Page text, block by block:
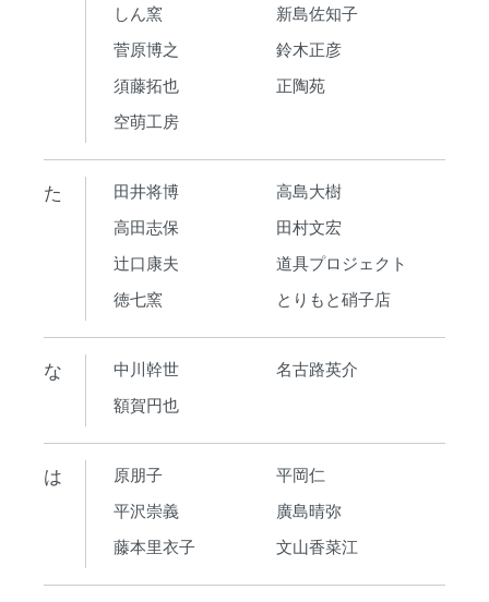
しん窯
新島佐知子
菅原博之
鈴木正彦
須藤拓也
正陶苑
空萌工房
た 田井将博
高島大樹
高田志保
田村文宏
辻口康夫
道具プロジェクト
徳七窯
とりもと硝子店
な 中川幹世
名古路英介
額賀円也
は 原朋子
平岡仁
平沢崇義
廣島晴弥
藤本里衣子
文山香菜江